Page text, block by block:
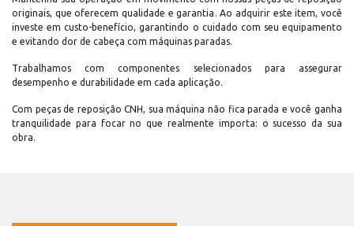
originais, que oferecem qualidade e garantia. Ao adquirir este item, você
investe em custo-benefício, garantindo o cuidado com seu equipamento
e evitando dor de cabeça com máquinas paradas.
Trabalhamos com componentes selecionados para assegurar
desempenho e durabilidade em cada aplicação.
Com peças de reposição CNH, sua máquina não fica parada e você ganha
tranquilidade para focar no que realmente importa: o sucesso da sua
obra.